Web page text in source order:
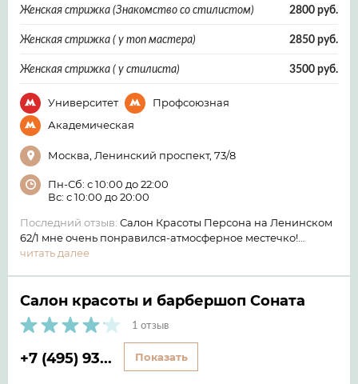
Женская стрижка (Знакомство со стилистом) 2800 руб.
Женская стрижка ( у топ мастера) 2850 руб.
Женская стрижка ( у стилиста) 3500 руб.
Университет
Профсоюзная
Академическая
Москва, Ленинский проспект, 73/8
Пн-Сб: с 10:00 до 22:00
Вс: с 10:00 до 20:00
Последний отзыв: Салон Красоты Персона на Ленинском
62/1 мне очень понравился-атмосферное местечко!…
читать далее
Салон красоты и барбершоп Соната
1 отзыв
+7 (495) 93... Показать